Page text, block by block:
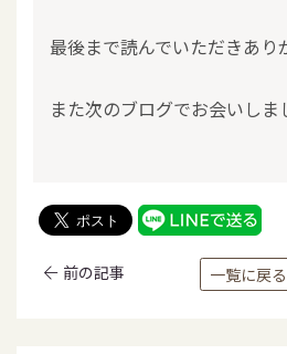
最後まで読んでいただきあり
また次のブログでお会いしま
前の記事 一覧に戻る